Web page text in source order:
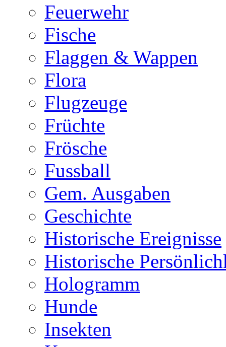
Feuerwehr
Fische
Flaggen & Wappen
Flora
Flugzeuge
Früchte
Frösche
Fussball
Gem. Ausgaben
Geschichte
Historische Ereignisse
Historische
Hologramm
Hunde
Insekten